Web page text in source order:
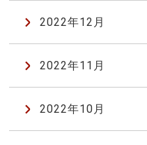
2022年12月
2022年11月
2022年10月